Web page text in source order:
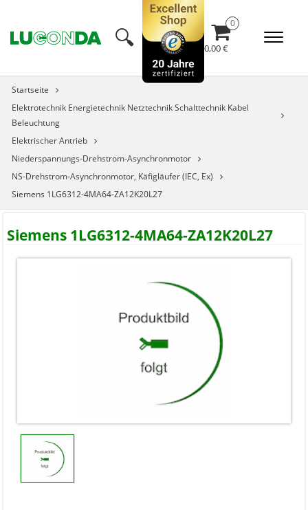
🔍︎ 0,00 €
Startseite
Elektrotechnik Energietechnik Netztechnik Schalttechnik Kabel
Beleuchtung
Elektrischer Antrieb
Niederspannungs-Drehstrom-Asynchronmotor
NS-Drehstrom-Asynchronmotor, Käfigläufer (IEC, Ex)
Siemens 1LG6312-4MA64-ZA12K20L27
Siemens 1LG6312-4MA64-ZA12K20L27